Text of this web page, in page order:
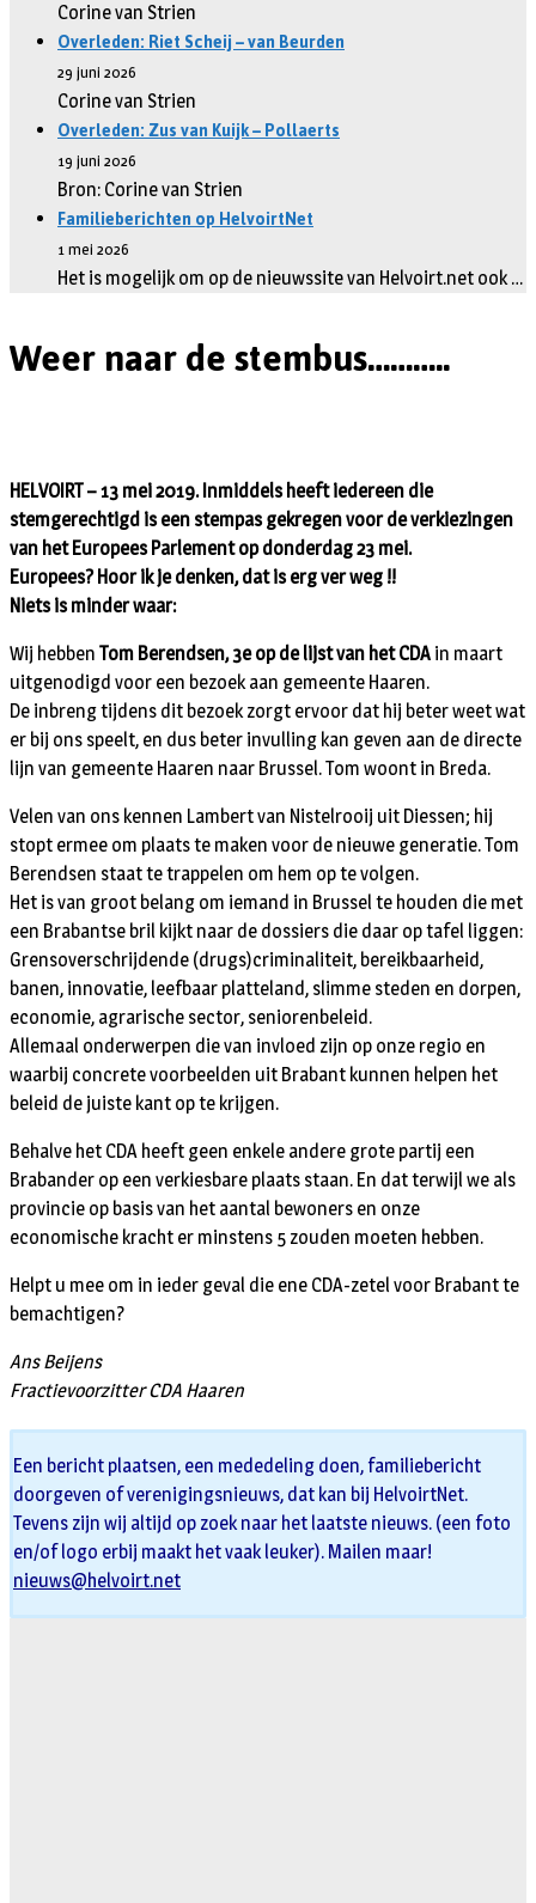
Corine van Strien
Overleden: Riet Scheij – van Beurden
29 juni 2026
Corine van Strien
Overleden: Zus van Kuijk – Pollaerts
19 juni 2026
Bron: Corine van Strien
Familieberichten op HelvoirtNet
1 mei 2026
Het is mogelijk om op de nieuwssite van Helvoirt.net ook …
Weer naar de stembus………..
HELVOIRT – 13 mei 2019. Inmiddels heeft iedereen die
stemgerechtigd is een stempas gekregen voor de verkiezingen
van het Europees Parlement op donderdag 23 mei.
Europees? Hoor ik je denken, dat is erg ver weg !!
Niets is minder waar:
Wij hebben Tom Berendsen, 3e op de lijst van het CDA in maart
uitgenodigd voor een bezoek aan gemeente Haaren.
De inbreng tijdens dit bezoek zorgt ervoor dat hij beter weet wat
er bij ons speelt, en dus beter invulling kan geven aan de directe
lijn van gemeente Haaren naar Brussel. Tom woont in Breda.
Velen van ons kennen Lambert van Nistelrooij uit Diessen; hij
stopt ermee om plaats te maken voor de nieuwe generatie. Tom
Berendsen staat te trappelen om hem op te volgen.
Het is van groot belang om iemand in Brussel te houden die met
een Brabantse bril kijkt naar de dossiers die daar op tafel liggen:
Grensoverschrijdende (drugs)criminaliteit, bereikbaarheid,
banen, innovatie, leefbaar platteland, slimme steden en dorpen,
economie, agrarische sector, seniorenbeleid.
Allemaal onderwerpen die van invloed zijn op onze regio en
waarbij concrete voorbeelden uit Brabant kunnen helpen het
beleid de juiste kant op te krijgen.
Behalve het CDA heeft geen enkele andere grote partij een
Brabander op een verkiesbare plaats staan. En dat terwijl we als
provincie op basis van het aantal bewoners en onze
economische kracht er minstens 5 zouden moeten hebben.
Helpt u mee om in ieder geval die ene CDA-zetel voor Brabant te
bemachtigen?
Ans Beijens
Fractievoorzitter CDA Haaren
Een bericht plaatsen, een mededeling doen, familiebericht
doorgeven of verenigingsnieuws, dat kan bij HelvoirtNet.
Tevens zijn wij altijd op zoek naar het laatste nieuws. (een foto
en/of logo erbij maakt het vaak leuker). Mailen maar!
nieuws@helvoirt.net